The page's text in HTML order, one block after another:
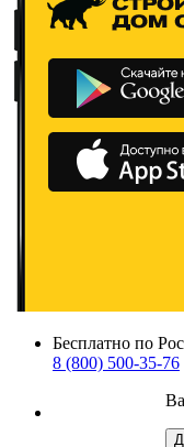
Бесплатно по
8 (800) 500-35-76